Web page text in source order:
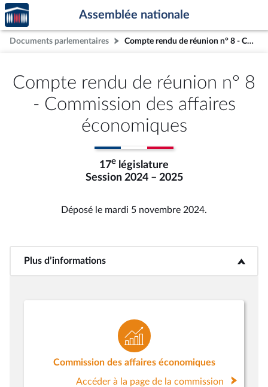
Aller au contenu
Aller en bas de la page
Accèder
à la
page
d'accueil
Assemblée nationale
Documents parlementaires Compte rendu de réunion n° 8 - Commission des affaires économiques
Compte rendu de réunion n° 8
- Commission des affaires
économiques
17e législature
Session 2024 – 2025
Déposé le mardi 5 novembre 2024.
Plus d’informations<b>Plus d’informations</b>
Commission des affaires économiques
Accéder à la page de la commission